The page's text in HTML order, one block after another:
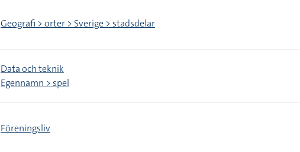
Geografi > orter > Sverige > stadsdelar
Data och teknik
Egennamn > spel
Föreningsliv